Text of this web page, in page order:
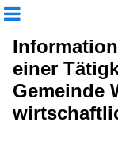
einer
Gemeinde